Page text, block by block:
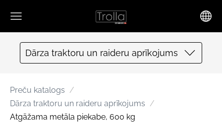
Dārza traktoru un raideru aprīkojums
Preču katalogs
Dārza traktoru un raideru aprīkojums
Atgāžama metāla piekabe, 600 kg